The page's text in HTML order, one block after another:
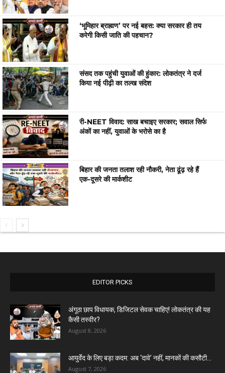
‘भूमिहार ब्राह्मण’ पर नई बहस: क्या सरकार ही तय
करेगी किसी जाति की पहचान?
संसद तक पहुंची युवाओं की हुंकार: लोकतंत्र ने दर्ज
किया नई पीढ़ी का तल्ख संदेश
री-NEET विवाद: साख बचाइए सरकार; सवाल सिर्फ
अंकों का नहीं, युवाओं के भरोसे का है
बिहार की जनता तलाश रही नौकरी, नेता ढूंढ़ रहे हैं
एक-दूसरे की मार्कशीट
EDITOR PICKS
अंगूठा छाप विधायक, डिजिटल सेवक चाहिए! लोकतंत्र की यह
कैसी तस्वीर?
August 8, 2026
आयुर्वेद के लिए बड़ा कदम: अब ‘दावे’ नहीं, मानकों की कसौटी...
August 7, 2026